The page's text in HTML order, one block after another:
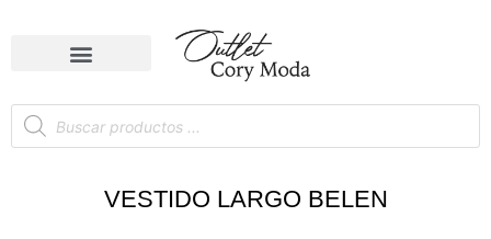
VESTIDO LARGO BELEN